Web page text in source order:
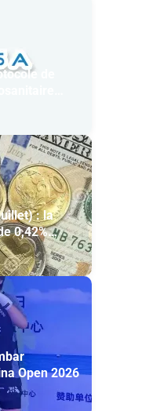
de
: la
0,42%
Open 2026